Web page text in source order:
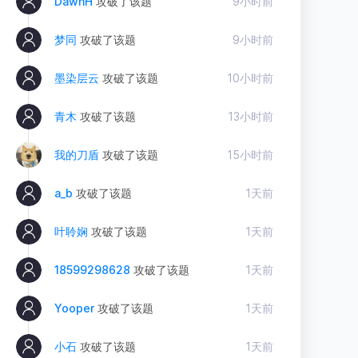
梦同 攻破了该题 9小时前
墨染层云 攻破了该题 10小时前
青木 攻破了该题 13小时前
我的刀盾 攻破了该题 15小时前
a_b 攻破了该题 1天前
叶聆娴 攻破了该题 1天前
18599298628 攻破了该题 1天前
Yooper 攻破了该题 1天前
小石 攻破了该题 1天前